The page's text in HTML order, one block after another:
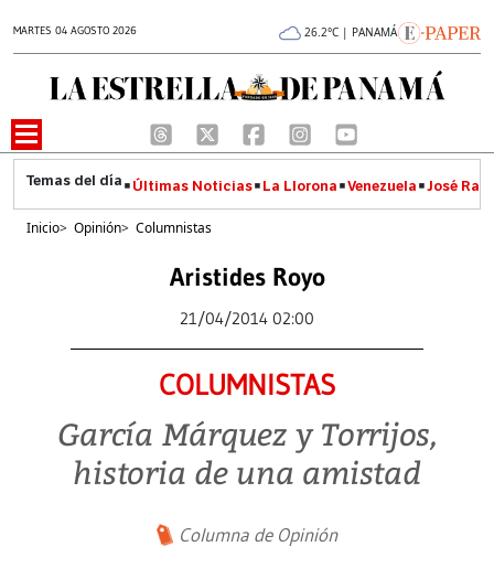
MARTES 04 AGOSTO 2026 26.2°C | PANAMÁ
Últimas Noticias La Llorona Venezuela José
Inicio> Opinión> Columnistas
Aristides Royo
21/04/2014 02:00
COLUMNISTAS
García Márquez y Torrijos,
historia de una amistad
Columna de Opinión